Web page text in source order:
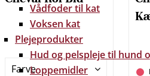
Vådfoder til kat
Voksen kat
Plejeprodukter
Hud og pelspleje til hund
Loppemidler
Farve